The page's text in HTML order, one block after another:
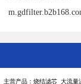
主营产品：烧结滤芯 大流